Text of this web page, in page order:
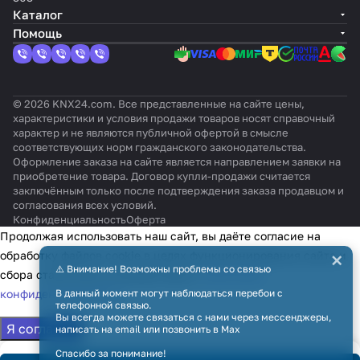
Каталог
Помощь
© 2026 KNX24.com. Все представленные на сайте цены,
характеристики и условия продажи товаров носят справочный
характер и не являются публичной офертой в смысле
соответствующих норм гражданского законодательства.
Оформление заказа на сайте является направлением заявки на
приобретение товара. Договор купли-продажи считается
заключённым только после подтверждения заказа продавцом и
согласования всех условий.
КонфиденциальностьОферта
⚠️ Внимание! Возможны проблемы со связью
В данный момент могут наблюдаться перебои с
телефонной связью.
Вы всегда можете связаться с нами через мессенджеры,
написать на email или позвонить в Max
Спасибо за понимание!
×
Продолжая использовать наш сайт, вы даёте согласие на
обработку файлов cookie в целях функционирования сайта и
сбора статистики в соответствии сполитикой
конфиденциальности
Я согласен